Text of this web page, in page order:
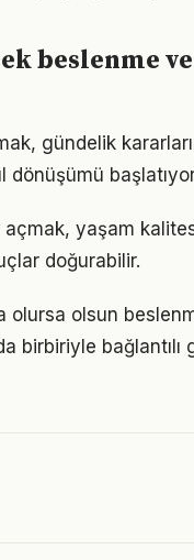
beslenme
gündelik
dönüşümü
yaşam
doğurabilir.
olursa olsun
birbiriyle bağlantılı